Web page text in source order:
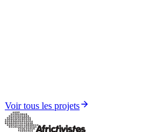
Voir tous les projets